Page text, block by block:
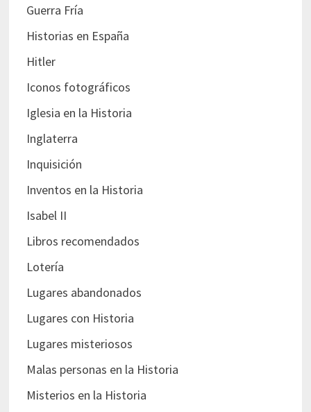
Guerra Fría
Historias en España
Hitler
Iconos fotográficos
Iglesia en la Historia
Inglaterra
Inquisición
Inventos en la Historia
Isabel II
Libros recomendados
Lotería
Lugares abandonados
Lugares con Historia
Lugares misteriosos
Malas personas en la Historia
Misterios en la Historia